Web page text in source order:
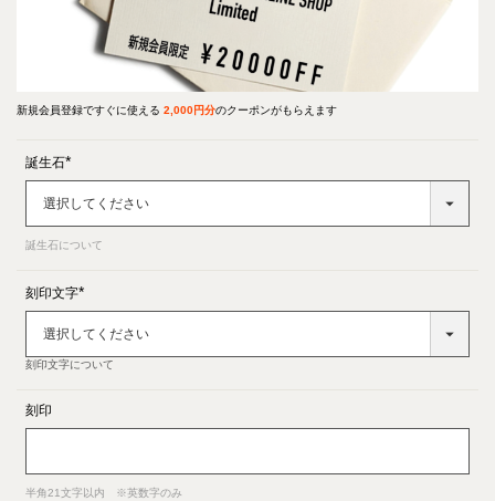
新規会員登録ですぐに使える 2,000円分のクーポンがもらえます
誕生石
誕生石について
刻印文字
刻印文字について
刻印
半角21文字以内 ※英数字のみ